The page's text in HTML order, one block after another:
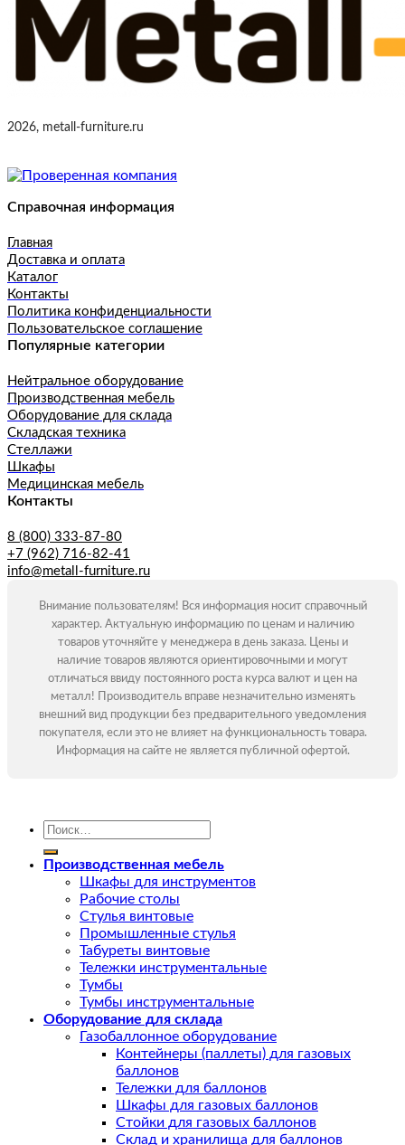
2026, metall-furniture.ru
Справочная информация
Главная
Доставка и оплата
Каталог
Контакты
Политика конфиденциальности
Пользовательское соглашение
Популярные категории
Нейтральное оборудование
Производственная мебель
Оборудование для склада
Складская техника
Стеллажи
Шкафы
Медицинская мебель
Контакты
8 (800) 333-87-80
+7 (962) 716-82-41
info@metall-furniture.ru
Внимание пользователям! Вся информация носит справочный
характер. Актуальную информацию по ценам и наличию
товаров уточняйте у менеджера в день заказа. Цены и
наличие товаров являются ориентировочными и могут
отличаться ввиду постоянного роста курса валют и цен на
металл! Производитель вправе незначительно изменять
внешний вид продукции без предварительного уведомления
покупателя, если это не влияет на функциональность товара.
Информация на сайте не является публичной офертой.
Искать:
Производственная мебель
Шкафы для инструментов
Рабочие столы
Стулья винтовые
Промышленные стулья
Табуреты винтовые
Тележки инструментальные
Тумбы
Тумбы инструментальные
Оборудование для склада
Газобаллонное оборудование
Контейнеры (паллеты) для газовых
баллонов
Тележки для баллонов
Шкафы для газовых баллонов
Стойки для газовых баллонов
Склад и хранилища для баллонов